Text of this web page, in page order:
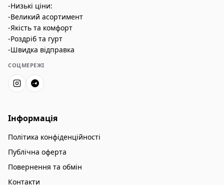
-Низькі ціни:
-Великий асортимент
-Якість та комфорт
-Роздріб та гурт
-Швидка відправка
СОЦМЕРЕЖІ
Інформація
Політика конфіденційності
Публічна оферта
Повернення та обмін
Контакти